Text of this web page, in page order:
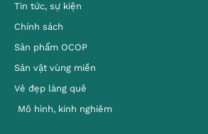
Tin tức, sự kiện
Chính sách
Sản phẩm OCOP
Sản vật vùng miền
Vẻ đẹp làng quê
Mô hình, kinh nghiêm